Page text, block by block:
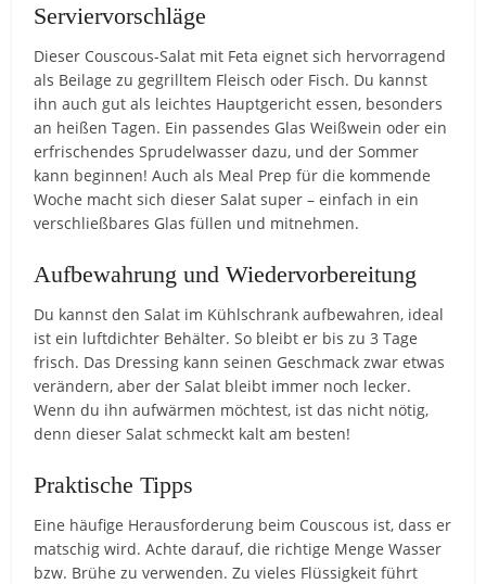
Serviervorschläge
Dieser Couscous-Salat mit Feta eignet sich hervorragend
als Beilage zu gegrilltem Fleisch oder Fisch. Du kannst
ihn auch gut als leichtes Hauptgericht essen, besonders
an heißen Tagen. Ein passendes Glas Weißwein oder ein
erfrischendes Sprudelwasser dazu, und der Sommer
kann beginnen! Auch als Meal Prep für die kommende
Woche macht sich dieser Salat super – einfach in ein
verschließbares Glas füllen und mitnehmen.
Aufbewahrung und Wiedervorbereitung
Du kannst den Salat im Kühlschrank aufbewahren, ideal
ist ein luftdichter Behälter. So bleibt er bis zu 3 Tage
frisch. Das Dressing kann seinen Geschmack zwar etwas
verändern, aber der Salat bleibt immer noch lecker.
Wenn du ihn aufwärmen möchtest, ist das nicht nötig,
denn dieser Salat schmeckt kalt am besten!
Praktische Tipps
Eine häufige Herausforderung beim Couscous ist, dass er
matschig wird. Achte darauf, die richtige Menge Wasser
bzw. Brühe zu verwenden. Zu vieles Flüssigkeit führt